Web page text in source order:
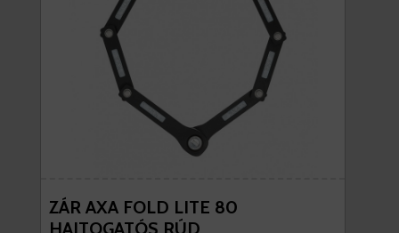
ZÁR AXA FOLD LITE 80